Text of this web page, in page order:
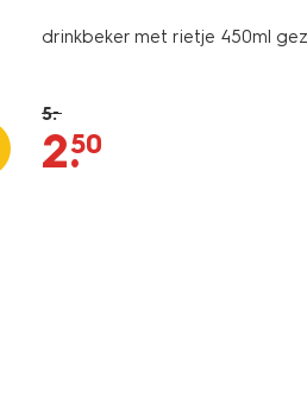
drinkbeker met rietje 450ml
5.–
2.
50